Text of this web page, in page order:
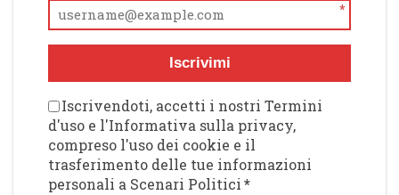
*
Iscrivimi
Iscrivendoti, accetti i nostri Termini
d'uso e l'Informativa sulla privacy,
compreso l'uso dei cookie e il
trasferimento delle tue informazioni
personali a Scenari Politici*